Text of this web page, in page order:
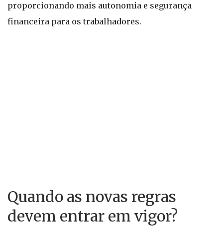
proporcionando mais autonomia e segurança
financeira para os trabalhadores.
Quando as novas regras
devem entrar em vigor?